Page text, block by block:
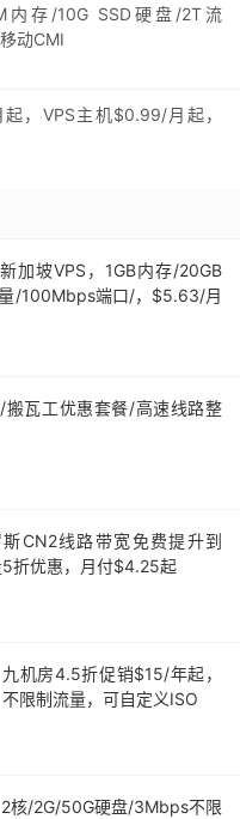
存/10G SSD硬盘/2T流
动CMI
，VPS主机$0.99/月起，
加坡VPS，1GB内存/20GB
/100Mbps端口/，$5.63/月
搬瓦工优惠套餐/高速线路整
CN2线路带宽免费提升到
折优惠，月付$4.25起
机房4.5折促销$15/年起，
限制流量，可自定义ISO
核/2G/50G硬盘/3Mbps不限